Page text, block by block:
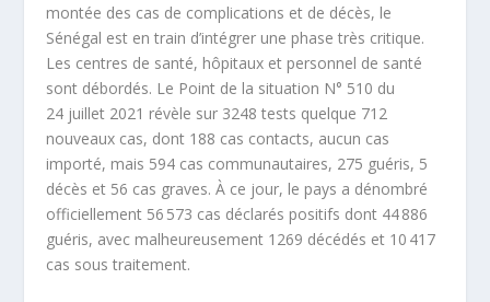
montée des cas de complications et de décès, le
Sénégal est en train d’intégrer une phase très critique.
Les centres de santé, hôpitaux et personnel de santé
sont débordés. Le Point de la situation N° 510 du
24 juillet 2021 révèle sur 3248 tests quelque 712
nouveaux cas, dont 188 cas contacts, aucun cas
importé, mais 594 cas communautaires, 275 guéris, 5
décès et 56 cas graves. À ce jour, le pays a dénombré
officiellement 56 573 cas déclarés positifs dont 44886
guéris, avec malheureusement 1269 décédés et 10 417
cas sous traitement.